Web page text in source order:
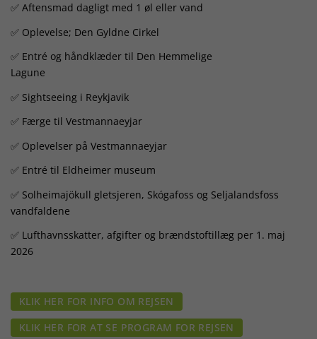
✅ Aftensmad dagligt med 1 øl eller vand
✅ Oplevelse; Den Gyldne Cirkel
✅ Entré og håndklæder til Den Hemmelige
Lagune
✅ Sightseeing i Reykjavik
✅ Færge til Vestmannaeyjar
✅ Oplevelser på Vestmannaeyjar
✅ Entré til Eldheimer museum
✅ Solheimajökull gletsjeren, Skógafoss og Seljalandsfoss
vandfaldene
✅ Lufthavnsskatter, afgifter og brændstoftillæg per 1. maj
2026
KLIK HER FOR INFO OM REJSEN
KLIK HER FOR AT SE PROGRAM FOR REJSEN